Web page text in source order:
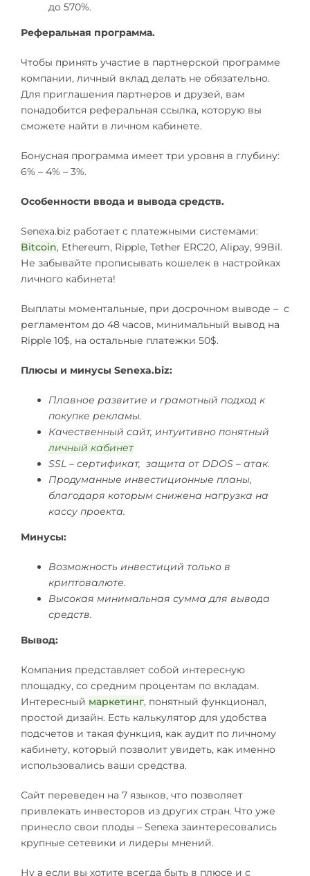
до 570%.
Реферальная программа.
Чтобы принять участие в партнерской программе
компании, личный вклад делать не обязательно.
Для приглашения партнеров и друзей, вам
понадобится реферальная ссылка, которую вы
сможете найти в личном кабинете.
Бонусная программа имеет три уровня в глубину:
6% – 4% – 3%.
Особенности ввода и вывода средств.
Senexa.biz работает с платежными системами:
Bitcoin, Ethereum, Ripple, Tether ERC20, Alipay, 99Bil.
Не забывайте прописывать кошелек в настройках
личного кабинета!
Выплаты моментальные, при досрочном выводе – с
регламентом до 48 часов, минимальный вывод на
Ripple 10$, на остальные платежки 50$.
Плюсы и минусы Senexa.biz:
Плавное развитие и грамотный подход к
покупке рекламы.
Качественный сайт, интуитивно понятный
личный кабинет
SSL – сертификат, защита от DDOS – атак.
Продуманные инвестиционные планы,
благодаря которым снижена нагрузка на
кассу проекта.
Минусы:
Возможность инвестиций только в
криптовалюте.
Высокая минимальная сумма для вывода
средств.
Вывод:
Компания представляет собой интересную
площадку, со средним процентам по вкладам.
Интересный маркетинг, понятный функционал,
простой дизайн. Есть калькулятор для удобства
подсчетов и такая функция, как аудит по личному
кабинету, который позволит увидеть, как именно
использовались ваши средства.
Сайт переведен на 7 языков, что позволяет
привлекать инвесторов из других стран. Что уже
принесло свои плоды – Senexa заинтересовались
крупные сетевики и лидеры мнений.
Ну а если вы хотите всегда быть в плюсе и с